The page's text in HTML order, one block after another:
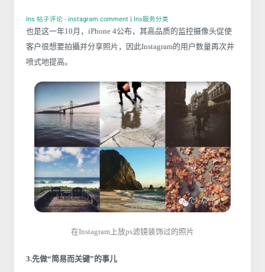
Ins 帖子评论 - instagram comment | Ins服务分类
也是这一年10月，iPhone 4公布，其高品质的监控摄像头促使
客户很想要拍攝并分享照片，因此Instagram的用户数量再次井
喷式地提高。
在Instagram上放ps滤镜装饰过的照片
3.先做“简易而关键”的事儿